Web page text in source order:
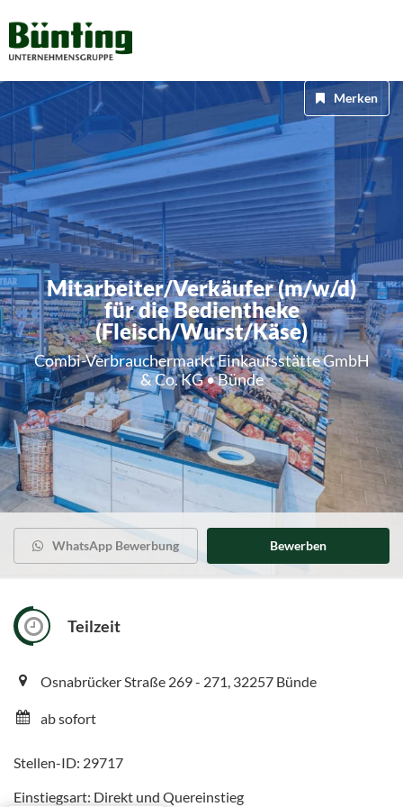
Mitarbeiter/Verkäufer (m/w/d)
für die Bedientheke
(Fleisch/Wurst/Käse)
Combi-Verbrauchermarkt Einkaufsstätte GmbH
& Co. KG • Bünde
Merken
WhatsApp Bewerbung Bewerben
Teilzeit
Osnabrücker Straße 269 - 271, 32257 Bünde
ab sofort
Stellen-ID: 29717
Einstiegsart: Direkt und Quereinstieg